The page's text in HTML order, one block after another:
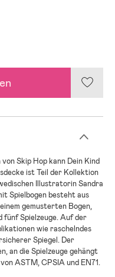
Skip Hop kann Dein Kind
ist Teil der Kollektion
Illustratorin Sandra
Spielbogen besteht aus
gemusterten Bogen,
fünf Spielzeuge. Auf der
wie raschelndes
Spiegel. Der
an die Spielzeuge gehängt
ASTM, CPSIA und EN71.